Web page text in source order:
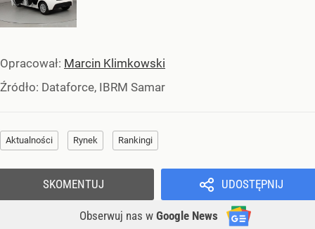
Opracował: Marcin Klimkowski
Źródło: Dataforce, IBRM Samar
Aktualności Rynek Rankingi
UDOSTĘPNIJ
Obserwuj nas w Google News
SKOMENTUJ